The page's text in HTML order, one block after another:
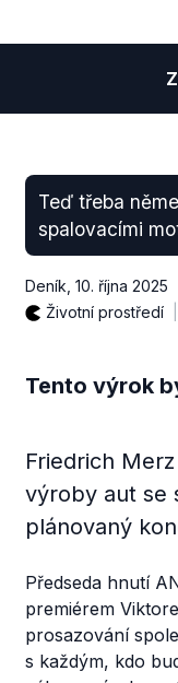
Teď třeba
spalovacími
Deník 10. října 2025
Životní prostředí
Tento výrok
Friedrich
výroby aut se
plánovaný
Předseda hnutí
premiérem
prosazování
s každým, kdo